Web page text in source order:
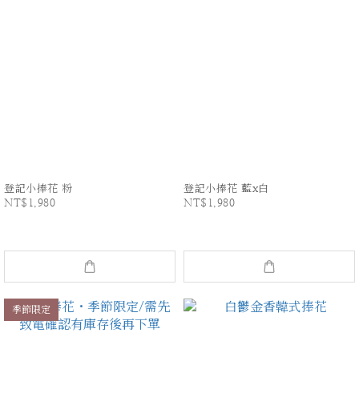
登記小捧花 粉
NT$1,980
登記小捧花 藍x白
NT$1,980
季節限定